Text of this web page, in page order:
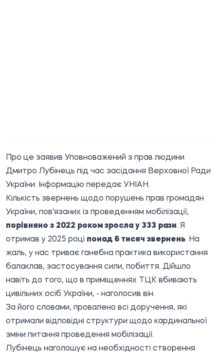
Про це заявив Уповноважений з прав людини
Дмитро Лубінець під час засідання Верховної Ради
України. Інформацію передає УНІАН.
Кількість звернень щодо порушень прав громадян
України, пов'язаних із проведенням мобілізації,
порівняно з 2022 роком зросла у 333 рази. Я
отримав у 2025 році понад 6 тисяч звернень. На
жаль, у нас триває ганебна практика використання
балаклав, застосування сили, побиття. Дійшло
навіть до того, що в приміщеннях ТЦК вбивають
цивільних осіб України, - наголосив він.
За його словами, провалено всі доручення, які
отримали відповідні структури щодо кардинальної
зміни питання проведення мобілізації.
Лубінець наголошує на необхідності створення